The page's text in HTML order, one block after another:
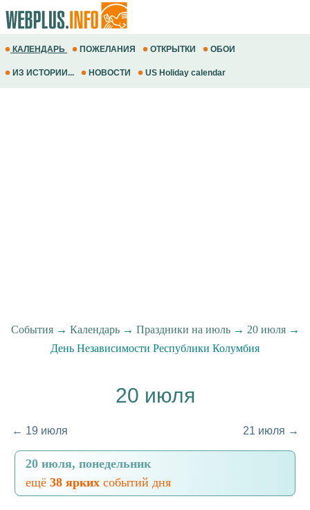
КАЛЕНДАРЬ ПОЖЕЛАНИЯ ОТКРЫТКИ ОБОИ
ИЗ ИСТОРИИ... НОВОСТИ US Holiday calendar
События→ Календарь→ Праздники на июль→ 20 июля→
День Независимости Республики Колумбия
20 июля
← 19 июля 21 июля →
20 июля, понедельник
ещё 38 ярких событий дня